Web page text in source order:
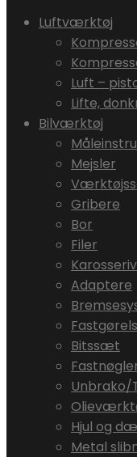
Luftværktøj
Luft –
Lifte,
Bilværktøj
Mejsler
Gribere
Bor
Filer
Adaptere
Bitssæt
Unbrako/
Hjul og
Metal